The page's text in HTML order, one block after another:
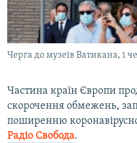
ВІДЕОУРОКИ «ELIFBE»
СВІДЧЕННЯ ОКУПАЦІЇ
УКРАЇНСЬКА ПРОБЛЕМА КРИМУ
Русский
Qırımtatar
Усі сайти RFE/RL
Черга до музеїв Ватикана, 1
Частина країн Європи
скорочення обмежень,
поширенню
Радіо Свобода.